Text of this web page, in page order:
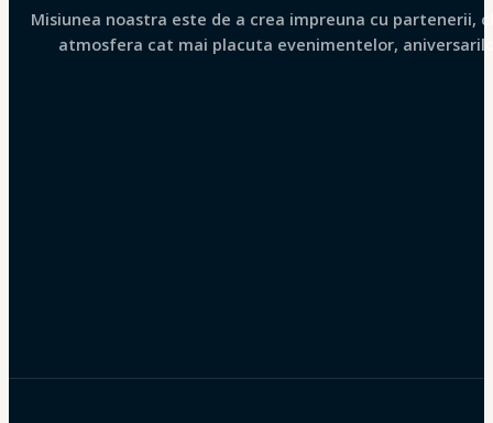
Misiunea noastra este de a crea impreuna cu partenerii,
atmosfera cat mai placuta evenimentelor,